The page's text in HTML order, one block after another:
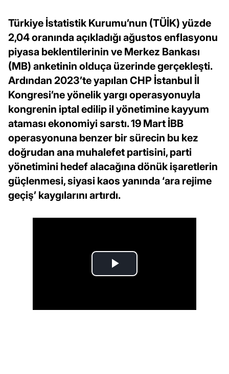
Türkiye İstatistik Kurumu’nun (TÜİK) yüzde
2,04 oranında açıkladığı ağustos enflasyonu
piyasa beklentilerinin ve Merkez Bankası
(MB) anketinin olduça üzerinde gerçekleşti.
Ardından 2023’te yapılan CHP İstanbul İl
Kongresi’ne yönelik yargı operasyonuyla
kongrenin iptal edilip il yönetimine kayyum
ataması ekonomiyi sarstı. 19 Mart İBB
operasyonuna benzer bir sürecin bu kez
doğrudan ana muhalefet partisini, parti
yönetimini hedef alacağına dönük işaretlerin
güçlenmesi, siyasi kaos yanında ‘ara rejime
geçiş’ kaygılarını artırdı.